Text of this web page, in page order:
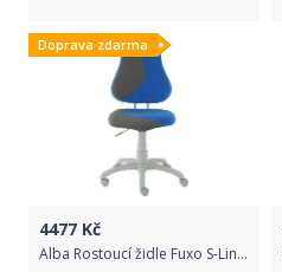
Doprava zdarma
4477 Kč
Alba Rostoucí židle Fuxo S-Line modrá / šedá